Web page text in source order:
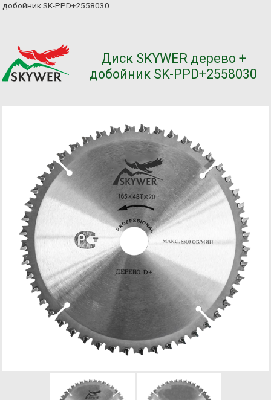
добойник SK-PPD+2558030
Диск SKYWER дерево +
добойник SK-PPD+2558030